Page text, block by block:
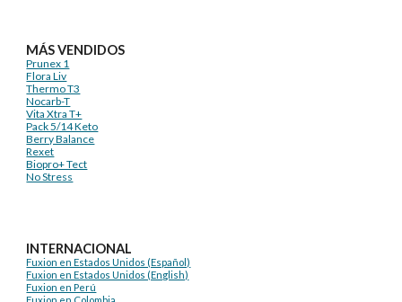
MÁS VENDIDOS
Prunex 1
Flora Liv
Thermo T3
Nocarb-T
Vita Xtra T+
Pack 5/14 Keto
Berry Balance
Rexet
Biopro+ Tect
No Stress
INTERNACIONAL
Fuxion en Estados Unidos (Español)
Fuxion en Estados Unidos (English)
Fuxion en Perú